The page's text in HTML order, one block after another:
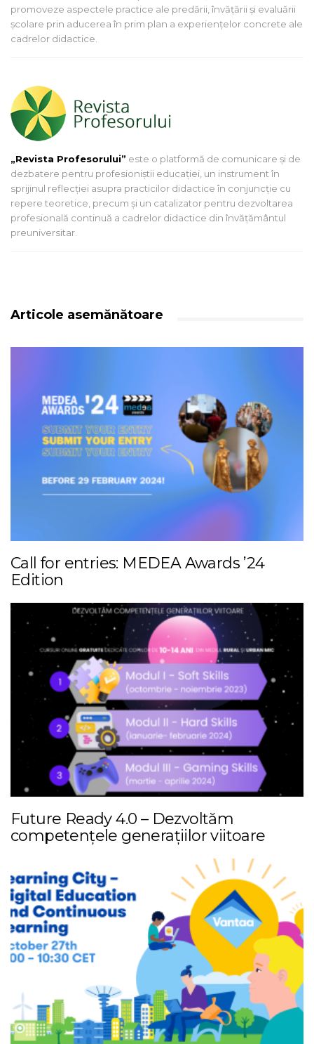
promoveze aspectele practice ale predării, învăţării şi evaluării
şcolare prin aducerea în prim plan a experienţelor concrete ale
cadrelor didactice.
„Revista Profesorului” este o platformă de comunicare și de
dezbatere pentru profesioniștii educației, un instrument în
sprijinul reflecției asupra practicilor didactice în conjuncție cu
repere teoretice, precum și un catalizator pentru dezvoltarea
profesională continuă a cadrelor didactice din învățământul
preuniversitar.
Articole asemănătoare
Call for entries: MEDEA Awards ’24
Edition
Future Ready 4.0 – Dezvoltăm
competențele generațiilor viitoare